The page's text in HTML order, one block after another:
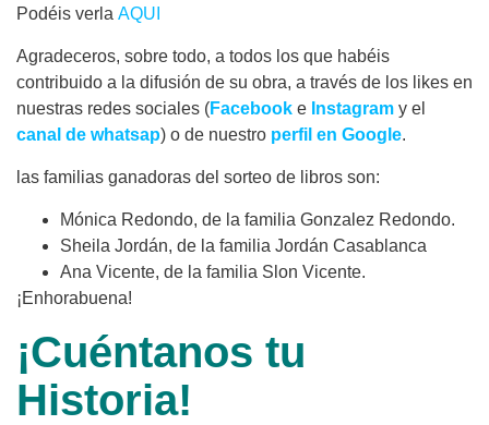
Podéis verla AQUI
Agradeceros, sobre todo, a todos los que habéis
contribuido a la difusión de su obra, a través de los likes en
nuestras redes sociales (Facebook e Instagram y el
canal de whatsap) o de nuestro perfil en Google.
las familias ganadoras del sorteo de libros son:
Mónica Redondo, de la familia Gonzalez Redondo.
Sheila Jordán, de la familia Jordán Casablanca
Ana Vicente, de la familia Slon Vicente.
¡Enhorabuena!
¡Cuéntanos tu
Historia!